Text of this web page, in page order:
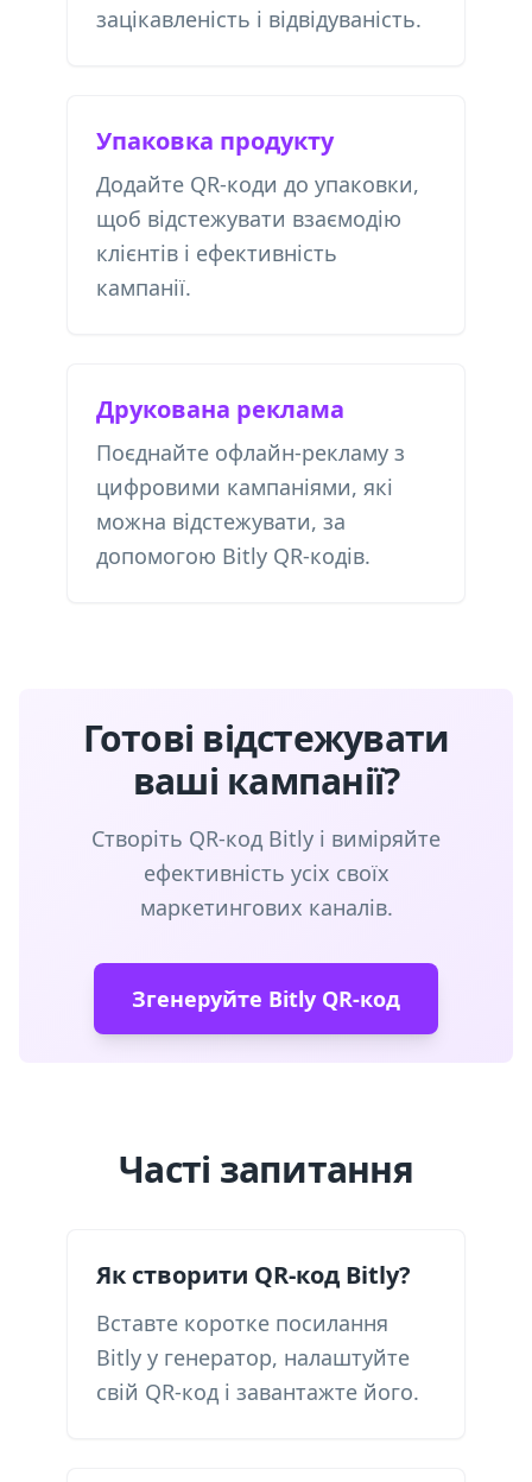
зацікавленість і відвідуваність.
Упаковка продукту
Додайте QR-коди до упаковки,
щоб відстежувати взаємодію
клієнтів і ефективність
кампанії.
Друкована реклама
Поєднайте офлайн-рекламу з
цифровими кампаніями, які
можна відстежувати, за
допомогою Bitly QR-кодів.
Готові відстежувати
ваші кампанії?
Створіть QR-код Bitly і виміряйте
ефективність усіх своїх
маркетингових каналів.
Згенеруйте Bitly QR-код
Часті запитання
Як створити QR-код Bitly?
Вставте коротке посилання
Bitly у генератор, налаштуйте
свій QR-код і завантажте його.